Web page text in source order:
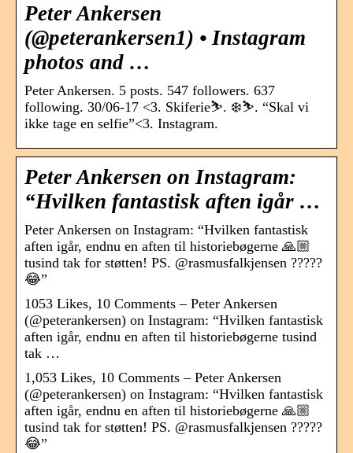
Peter Ankersen
(@peterankersen1) • Instagram
photos and …
Peter Ankersen. 5 posts. 547 followers. 637
following. 30/06-17 <3. Skiferie⛷. ❄️⛷. “Skal vi
ikke tage en selfie”<3. Instagram.
Peter Ankersen on Instagram:
“Hvilken fantastisk aften igår …
Peter Ankersen on Instagram: “Hvilken fantastisk
aften igår, endnu en aften til historiebøgerne 🙏🏼
tusind tak for støtten! PS. @rasmusfalkjensen ?????
😂”
1053 Likes, 10 Comments – Peter Ankersen
(@peterankersen) on Instagram: “Hvilken fantastisk
aften igår, endnu en aften til historiebøgerne tusind
tak …
1,053 Likes, 10 Comments – Peter Ankersen
(@peterankersen) on Instagram: “Hvilken fantastisk
aften igår, endnu en aften til historiebøgerne 🙏🏼
tusind tak for støtten! PS. @rasmusfalkjensen ?????
😂”